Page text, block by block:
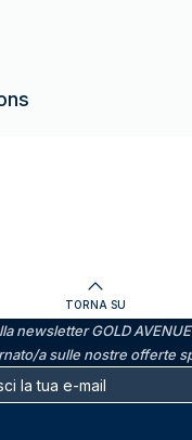
TORNA SU
newsletter GOLD
a sulle nostre offerte